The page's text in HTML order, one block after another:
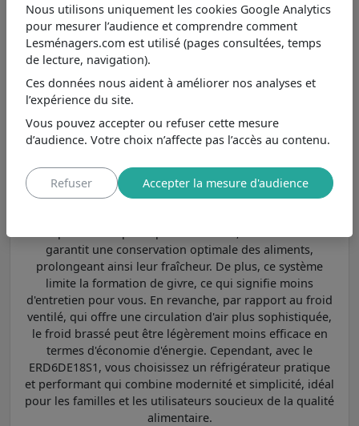
son type de pose pose libre.
Un réfrigérateur à froid brassé : la circulation
améliorée
équipé d'un système de froid brassé, qui utilise un
ventilateur pour assurer une circulation constante de
l'air froid. Cette technologie permet de maintenir une
température uniforme à l'intérieur de l'appareil, évitant
ainsi les points chauds et les zones de froid inégal. En
garantit une conservation optimale des aliments,
prolongeant ainsi leur fraîcheur. De plus, ce système
limite la formation de givre, ce qui signifie moins
d'entretien pour vous. En revanche, par rapport au froid
ventilé, qui offre une circulation d'air plus sophistiquée,
le froid brassé peut être légèrement moins efficace en
termes d'économie d'énergie. Cependant, avec le
ERD6DE18S1, vous choisissez un réfrigérateur pratique
et performant qui combine modernité et simplicité, idéal
pour les familles et les utilisateurs soucieux de la qualité
alimentaire.
Nous utilisons uniquement les cookies Google Analytics
pour mesurer l’audience et comprendre comment
Lesménagers.com est utilisé (pages consultées, temps
de lecture, navigation).
Ces données nous aident à améliorer nos analyses et
l’expérience du site.
Vous pouvez accepter ou refuser cette mesure
d’audience. Votre choix n’affecte pas l’accès au contenu.
Refuser Accepter la mesure d'audience